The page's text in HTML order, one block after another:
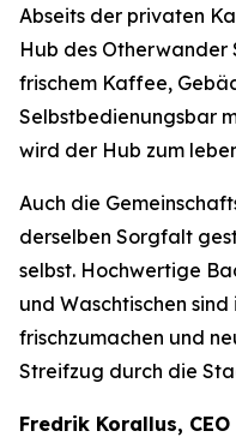
Abseits der privaten
Hub des Otherwander
frischem Kaffee,
Selbstbedienungsbar
wird der Hub zum
Auch die
derselben Sorgfalt
selbst. Hochwertige
und Waschtischen
frischzumachen und
Streifzug durch die
Fredrik Korallus,